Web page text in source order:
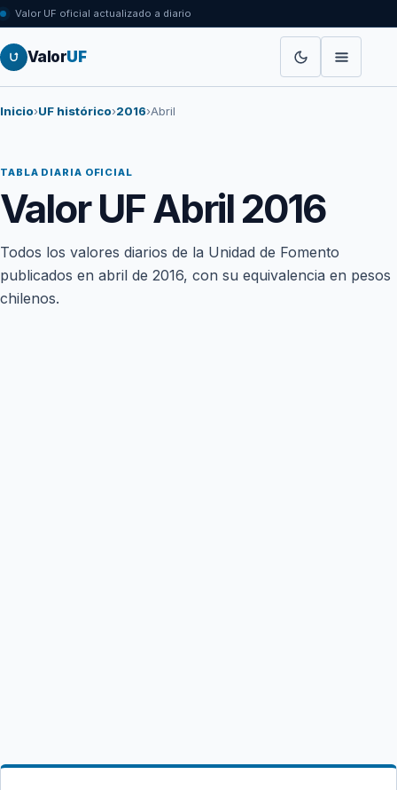
Valor UF oficial actualizado a diario
ValorUF
Inicio›UF histórico›2016›Abril
TABLA DIARIA OFICIAL
Valor UF Abril 2016
Todos los valores diarios de la Unidad de Fomento
publicados en abril de 2016, con su equivalencia en pesos
chilenos.